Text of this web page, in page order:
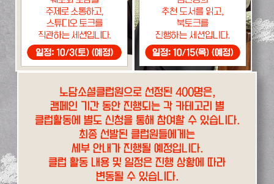
노담소셜클럽원으로 선정된 400명은,
캠페인 기간 동안 진행되는 각 카테고리 별
클럽활동에 별도 신청을 통해 참여할 수 있습니다.
최종 선발된 클럽원들에게는
세부 안내가 진행될 예정입니다.
클럽 활동 내용 및 일정은 진행 상황에 따라
변동될 수 있습니다.